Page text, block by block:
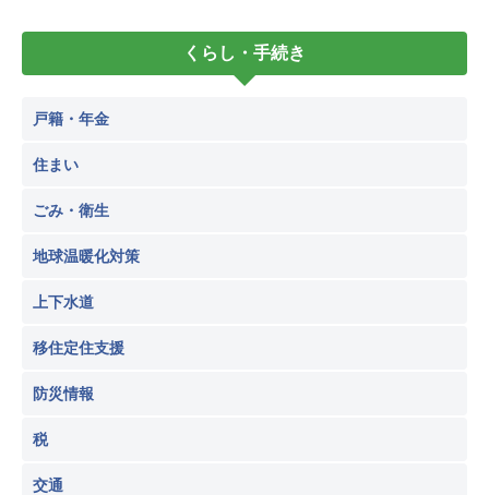
くらし・手続き
戸籍・年金
住まい
ごみ・衛生
地球温暖化対策
上下水道
移住定住支援
防災情報
税
交通